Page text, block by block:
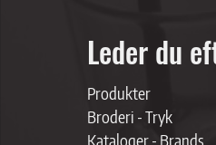
Leder du
Produkter
Broderi - Tryk
Kataloger - Brands